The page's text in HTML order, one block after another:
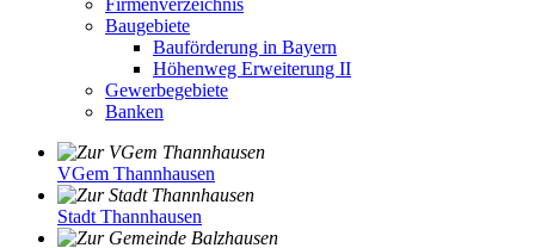
Firmenverzeichnis
Baugebiete
Bauförderung in Bayern
Höhenweg Erweiterung II
Gewerbegebiete
Banken
VGem Thannhausen
Stadt Thannhausen